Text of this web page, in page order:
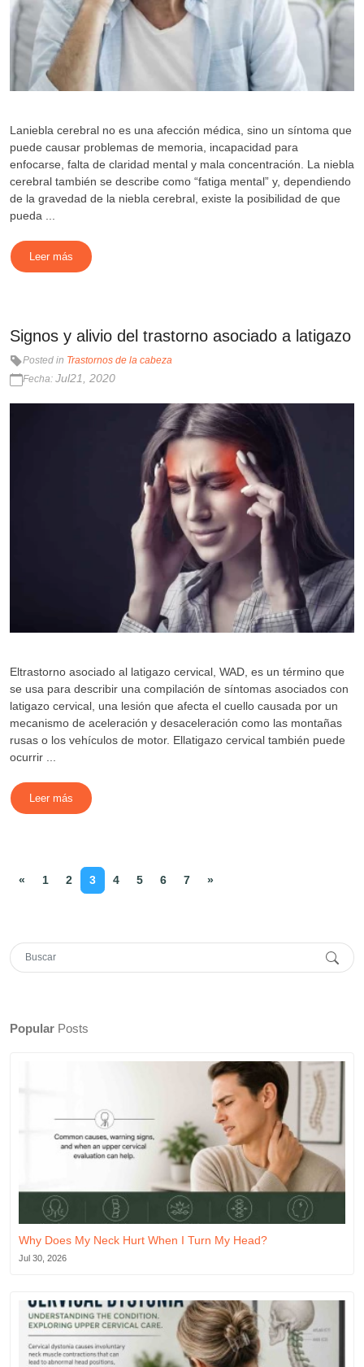
Laniebla cerebral no es una afección médica, sino un síntoma que
puede causar problemas de memoria, incapacidad para
enfocarse, falta de claridad mental y mala concentración. La niebla
cerebral también se describe como “fatiga mental” y, dependiendo
de la gravedad de la niebla cerebral, existe la posibilidad de que
pueda ...
Leer más
Signos y alivio del trastorno asociado a latigazo
Posted in Trastornos de la cabeza
Fecha: Jul21, 2020
Eltrastorno asociado al latigazo cervical, WAD, es un término que
se usa para describir una compilación de síntomas asociados con
latigazo cervical, una lesión que afecta el cuello causada por un
mecanismo de aceleración y desaceleración como las montañas
rusas o los vehículos de motor. Ellatigazo cervical también puede
ocurrir ...
Leer más
« 1 2 3 4 5 6 7 »
Popular Posts
Why Does My Neck Hurt When I Turn My Head?
Jul 30, 2026